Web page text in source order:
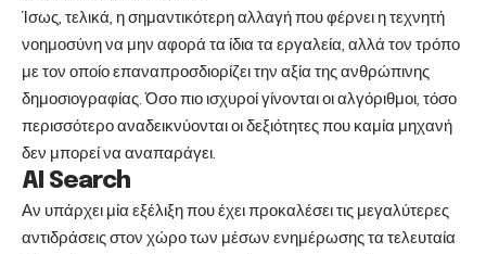
Ίσως, τελικά, η σημαντικότερη αλλαγή που φέρνει η τεχνητή
νοημοσύνη να μην αφορά τα ίδια τα εργαλεία, αλλά τον τρόπο
με τον οποίο επαναπροσδιορίζει την αξία της ανθρώπινης
δημοσιογραφίας. Όσο πιο ισχυροί γίνονται οι αλγόριθμοι, τόσο
περισσότερο αναδεικνύονται οι δεξιότητες που καμία μηχανή
δεν μπορεί να αναπαράγει.
AI Search
Αν υπάρχει μία εξέλιξη που έχει προκαλέσει τις μεγαλύτερες
αντιδράσεις στον χώρο των μέσων ενημέρωσης τα τελευταία